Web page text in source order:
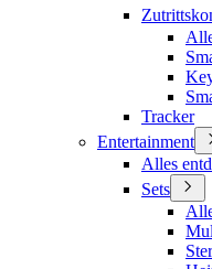
Tracker
Entertainment
Alles
Sets